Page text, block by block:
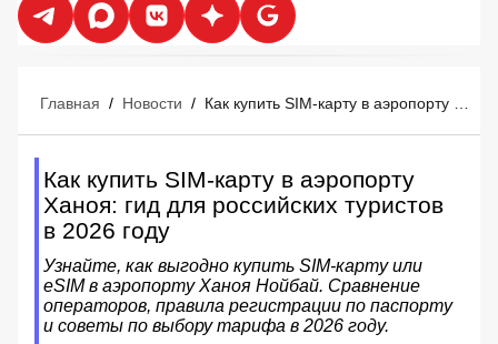
Главная / Новости /
Как купить SIM-карту в аэропорту
Ханоя: гид для российских туристов
в 2026 году
Узнайте, как выгодно купить SIM-карту или
eSIM в аэропорту Ханоя Нойбай. Сравнение
операторов, правила регистрации по паспорту
и советы по выбору тарифа в 2026 году.